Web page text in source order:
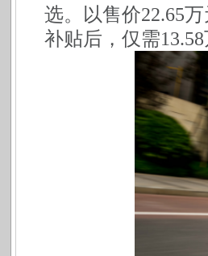
选。以售价22.65
补贴后，仅需